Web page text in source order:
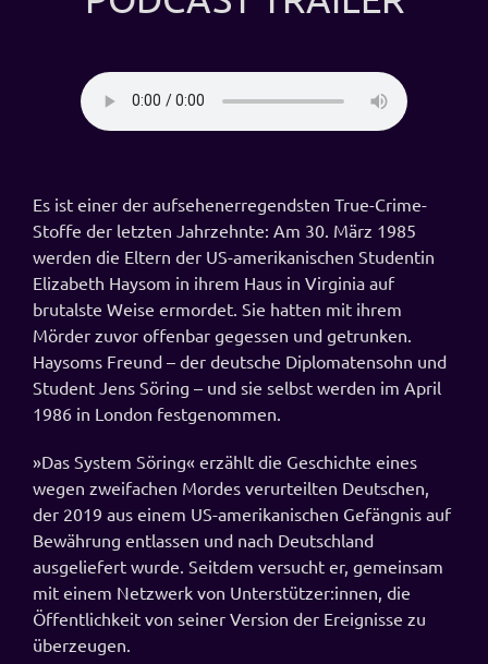
Es ist einer der aufsehenerregendsten True-Crime-
Stoffe der letzten Jahrzehnte: Am 30. März 1985
werden die Eltern der US-amerikanischen Studentin
Elizabeth Haysom in ihrem Haus in Virginia auf
brutalste Weise ermordet. Sie hatten mit ihrem
Mörder zuvor offenbar gegessen und getrunken.
Haysoms Freund – der deutsche Diplomatensohn und
Student Jens Söring – und sie selbst werden im April
1986 in London festgenommen.
»Das System Söring« erzählt die Geschichte eines
wegen zweifachen Mordes verurteilten Deutschen,
der 2019 aus einem US-amerikanischen Gefängnis auf
Bewährung entlassen und nach Deutschland
ausgeliefert wurde. Seitdem versucht er, gemeinsam
mit einem Netzwerk von Unterstützer:innen, die
Öffentlichkeit von seiner Version der Ereignisse zu
überzeugen.